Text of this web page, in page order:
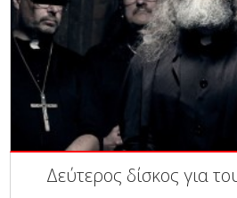
Δεύτερος δίσκος για